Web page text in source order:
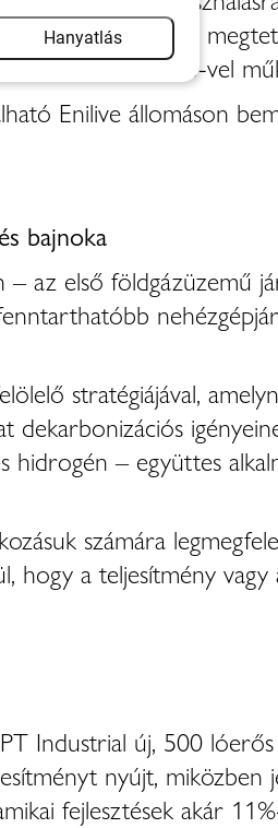
a körút során
ban bio-LNG-vel
Enilive állomáson
bajnoka
az első földgázüzemű
stratégiájával,
dekarbonizációs
– együttes
számára
hogy a teljesítmény vagy
Industrial új, 500
nyújt, miközben
fejlesztések akár
Hanyatlás